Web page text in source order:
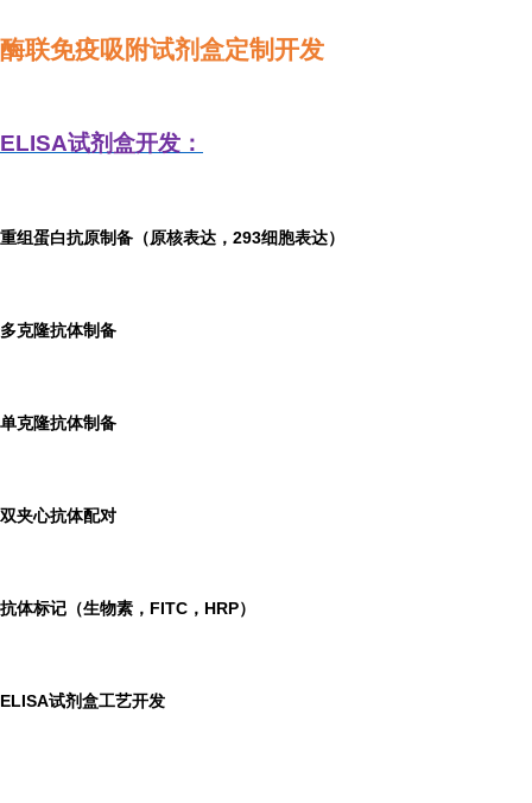
酶联免疫吸附试剂盒定制开发
ELISA试剂盒开发：
重组蛋白抗原制备（原核表达，293细胞表达）
多克隆抗体制备
单克隆抗体制备
双夹心抗体配对
抗体标记（生物素，FITC，HRP）
ELISA试剂盒工艺开发